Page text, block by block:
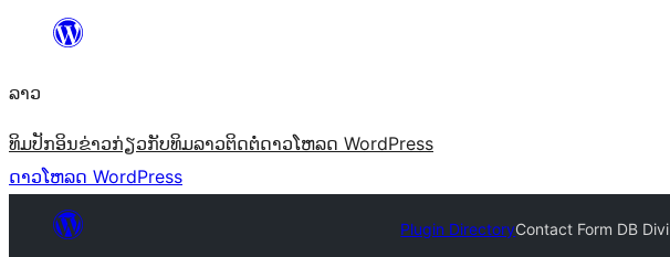
ທີ່
ເນື້ອຫາ
ລາວ
ທິມປັກອິນຂ່າວກ່ຽວກັບທິມລາວຕິດຕໍ່ດາວໂຫລດ WordPress
ດາວໂຫລດ WordPress
Plugin DirectoryContact Form DB Divi